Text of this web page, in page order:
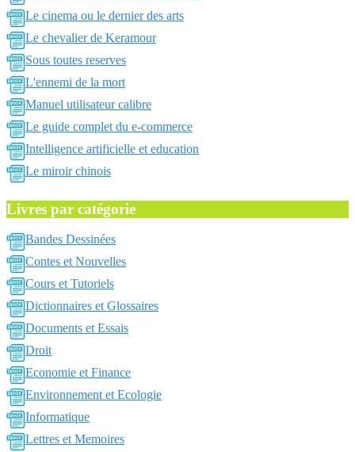
Le cinema ou le dernier des arts
Le chevalier de Keramour
Sous toutes reserves
L'ennemi de la mort
Manuel utilisateur calibre
Le guide complet du e-commerce
Intelligence artificielle et education
Le miroir chinois
Livres par catégorie
Bandes Dessinées
Contes et Nouvelles
Cours et Tutoriels
Dictionnaires et Glossaires
Documents et Essais
Droit
Economie et Finance
Environnement et Ecologie
Informatique
Lettres et Memoires